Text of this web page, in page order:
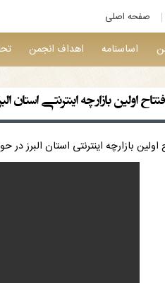
صفحه اصلی
اساسنامه اهداف انجمن
اولین بازارچه اینترنتی
اولین بازارچه اینترنتی استان